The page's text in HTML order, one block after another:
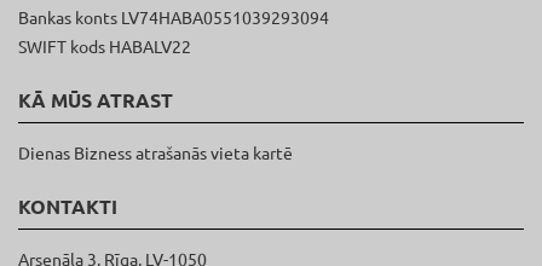
Bankas konts LV74HABA0551039293094
SWIFT kods HABALV22
KĀ MŪS ATRAST
Dienas Bizness atrašanās vieta kartē
KONTAKTI
Arsenāla 3, Rīga, LV-1050